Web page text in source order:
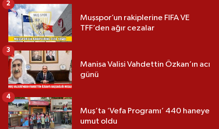
Muşspor’un rakiplerine FIFA VE
TFF’den ağır cezalar
2
Manisa Valisi Vahdettin Özkan’ın acı
günü
3
Muş’ta ‘Vefa Programı’ 440 haneye
umut oldu
4